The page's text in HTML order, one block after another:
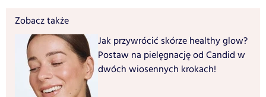
Zobacz także
Jak przywrócić skórze healthy glow?
Postaw na pielęgnację od Candid w
dwóch wiosennych krokach!